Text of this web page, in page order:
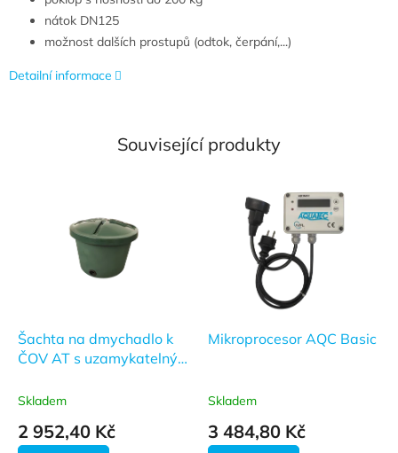
nátok DN125
možnost dalších prostupů (odtok, čerpání,...)
Detailní informace
Související produkty
Šachta na dmychadlo k
ČOV AT s uzamykatelným
Skladem
2 952,40 Kč
Mikroprocesor AQC Basic
Skladem
3 484,80 Kč